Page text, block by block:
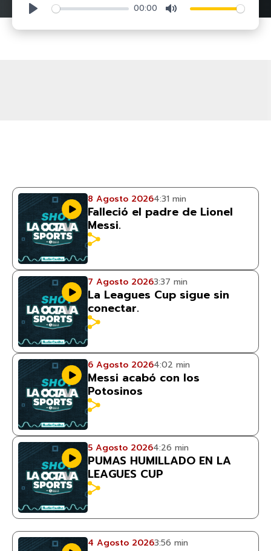
Play 00:00 Mute
8 Agosto 20264:31 min
Falleció el padre de Lionel
Messi.
7 Agosto 20263:37 min
La Leagues Cup sigue sin
conectar.
6 Agosto 20264:02 min
Messi acabó con los
Potosinos
5 Agosto 20264:26 min
PUMAS HUMILLADO EN LA
LEAGUES CUP
4 Agosto 20263:56 min